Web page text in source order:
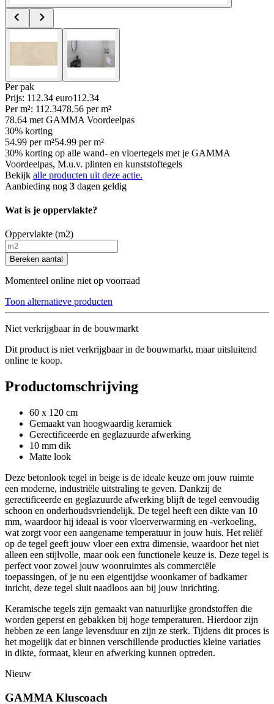
Per pak
Prijs: 112.34 euro112.34
Per m²: 112.3478.56 per m²
78.64 met GAMMA Voordeelpas
30% korting
54.99 per m²54.99 per m²
30% korting op alle wand- en vloertegels met je GAMMA
Voordeelpas, M.u.v. plinten en kunststoftegels
Bekijk alle producten uit deze actie.
Aanbieding nog 3 dagen geldig
Wat is je oppervlakte?
Oppervlakte (m2)
Bereken aantal
Momenteel online niet op voorraad
Toon alternatieve producten
Niet verkrijgbaar in de bouwmarkt
Dit product is niet verkrijgbaar in de bouwmarkt, maar uitsluitend
online te koop.
Productomschrijving
60 x 120 cm
Gemaakt van hoogwaardig keramiek
Gerectificeerde en geglazuurde afwerking
10 mm dik
Matte look
Deze betonlook tegel in beige is de ideale keuze om jouw ruimte
een moderne, industriële uitstraling te geven. Dankzij de
gerectificeerde en geglazuurde afwerking blijft de tegel eenvoudig
schoon en onderhoudsvriendelijk. De tegel heeft een dikte van 10
mm, waardoor hij ideaal is voor vloerverwarming en -verkoeling,
wat zorgt voor een aangename temperatuur in jouw huis. Het reliëf
op de tegel geeft jouw vloer een extra dimensie, waardoor het niet
alleen een stijlvolle, maar ook een functionele keuze is. Deze tegel is
perfect voor zowel jouw woonruimtes als commerciële
toepassingen, of je nu een eigentijdse woonkamer of badkamer
inricht, deze tegel sluit naadloos aan bij jouw inrichting.
Keramische tegels zijn gemaakt van natuurlijke grondstoffen die
worden geperst en gebakken bij hoge temperaturen. Hierdoor zijn
hebben ze een lange levensduur en zijn ze sterk. Tijdens dit proces is
het mogelijk dat er binnen verschillende producties kleine variaties
in dikte, formaat, kleur en afwerking kunnen optreden.
Nieuw
GAMMA Kluscoach